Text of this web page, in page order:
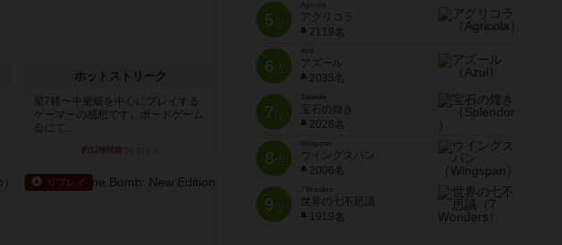
ホットストリーク
星7軽〜中量級を中心にプレイする
ゲーマーの感想です。ボードゲーム
会にて...
約12時間前
リプレイ
5位
Agricola
アグリコラ
2119名
6位
Azul
アズール
2035名
7位
宝石の煌き
2028名
8位
Wingspan
ウイングスパン
2006名
9位
7 Wonders
世界の七不思議
1919名